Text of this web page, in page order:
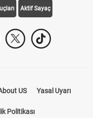
Aktif Sayaç
US Yasal Uyarı
Politikası